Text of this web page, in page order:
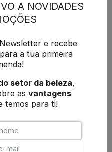
MAB-Digital
A NOVIDADES
e recebe
a tua primeira
setor da beleza,
as vantagens
temos para ti!